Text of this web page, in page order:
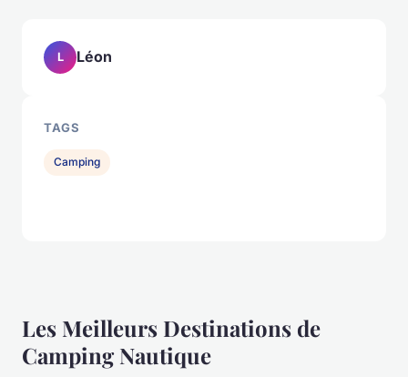
Les Meilleurs Destinations de
Camping Nautique
L Léon
TAGS
Camping